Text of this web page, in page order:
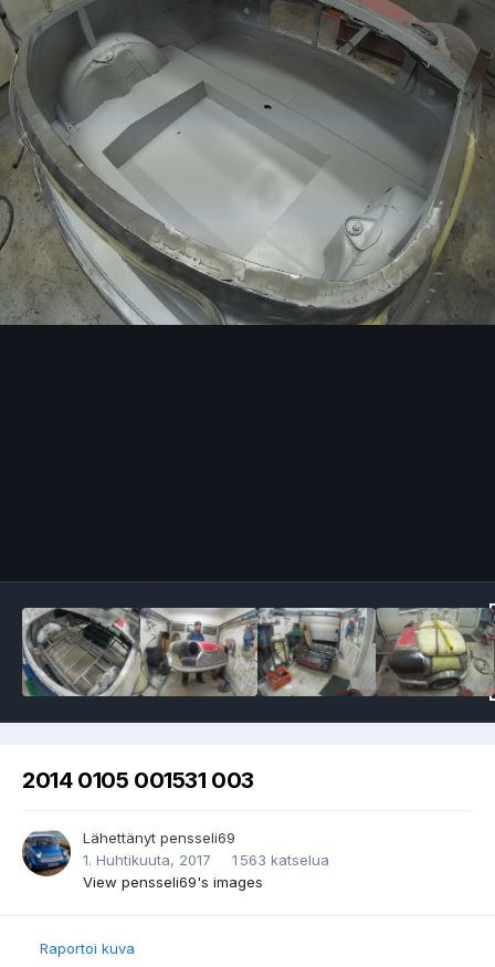
2014 0105 001531 003
Lähettänyt pensseli69
1. Huhtikuuta, 2017
1 563 katselua
View pensseli69's images
Raportoi kuva